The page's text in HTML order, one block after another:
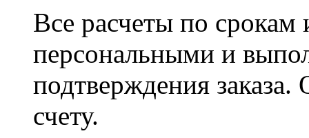
Все расчеты по срокам
персональными и
подтверждения заказа.
счету.